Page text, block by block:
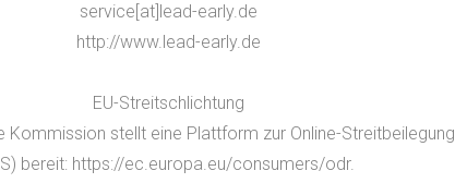
service[at]lead-early.de
http://www.lead-early.de
EU-Streitschlichtung
Kommission stellt eine Plattform zur Online-Streitbeilegung
bereit: https://ec.europa.eu/consumers/odr.